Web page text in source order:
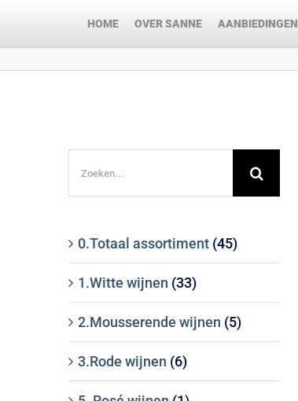
HOME OVER SANNE AANBIEDINGEN
0.Totaal assortiment (45)
1.Witte wijnen (33)
2.Mousserende wijnen (5)
3.Rode wijnen (6)